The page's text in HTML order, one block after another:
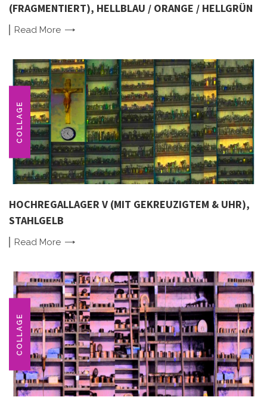
(FRAGMENTIERT), HELLBLAU / ORANGE / HELLGRÜN
Read More
COLLAGE
HOCHREGALLAGER V (MIT GEKREUZIGTEM & UHR),
STAHLGELB
Read More
COLLAGE